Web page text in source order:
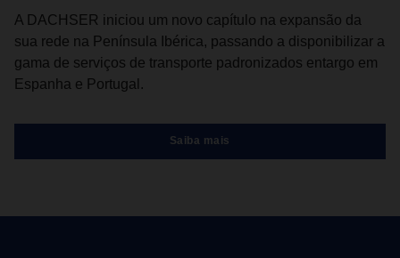
A DACHSER iniciou um novo capítulo na expansão da
sua rede na Península Ibérica, passando a disponibilizar a
gama de serviços de transporte padronizados entargo em
Espanha e Portugal.
Saiba mais